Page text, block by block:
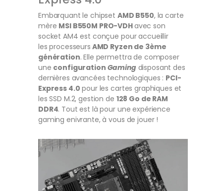
Embarquant le chipset AMD B550, la carte
mère MSI B550M PRO-VDHavec son
socket AM4 est conçue pour accueillir
les processeurs AMD Ryzen de 3ème
génération. Elle permettra de composer
une configuration Gamingdisposant des
dernières avancées technologiques : PCI-
Express 4.0 pour les cartes graphiques et
les SSD M.2, gestion de 128 Go de RAM
DDR4. Tout est là pour une expérience
gaming enivrante, à vous de jouer !